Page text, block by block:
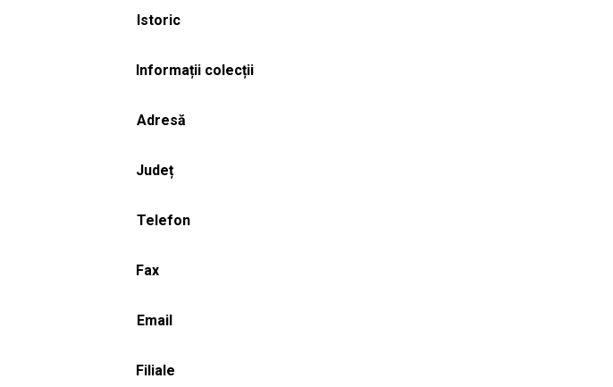
Istoric
Informații colecții
Adresă
Județ
Telefon
Fax
Email
Filiale